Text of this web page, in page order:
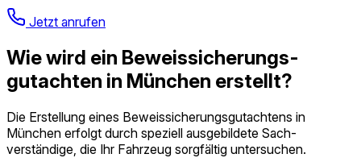
Jetzt anrufen
Wie wird ein Beweissicherungs­
gutachten in München erstellt?
Die Erstellung eines Beweissicherungs­gutachtens in
München erfolgt durch speziell ausgebildete Sach­
verständige, die Ihr Fahrzeug sorgfältig untersuchen.